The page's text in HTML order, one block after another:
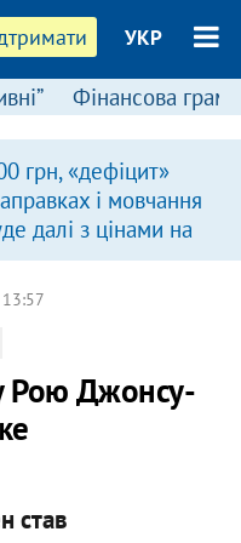
УКР
Фінансова
грн, «дефіцит»
і мовчання
далі з цінами на
13:57
Рою Джонсу-
став